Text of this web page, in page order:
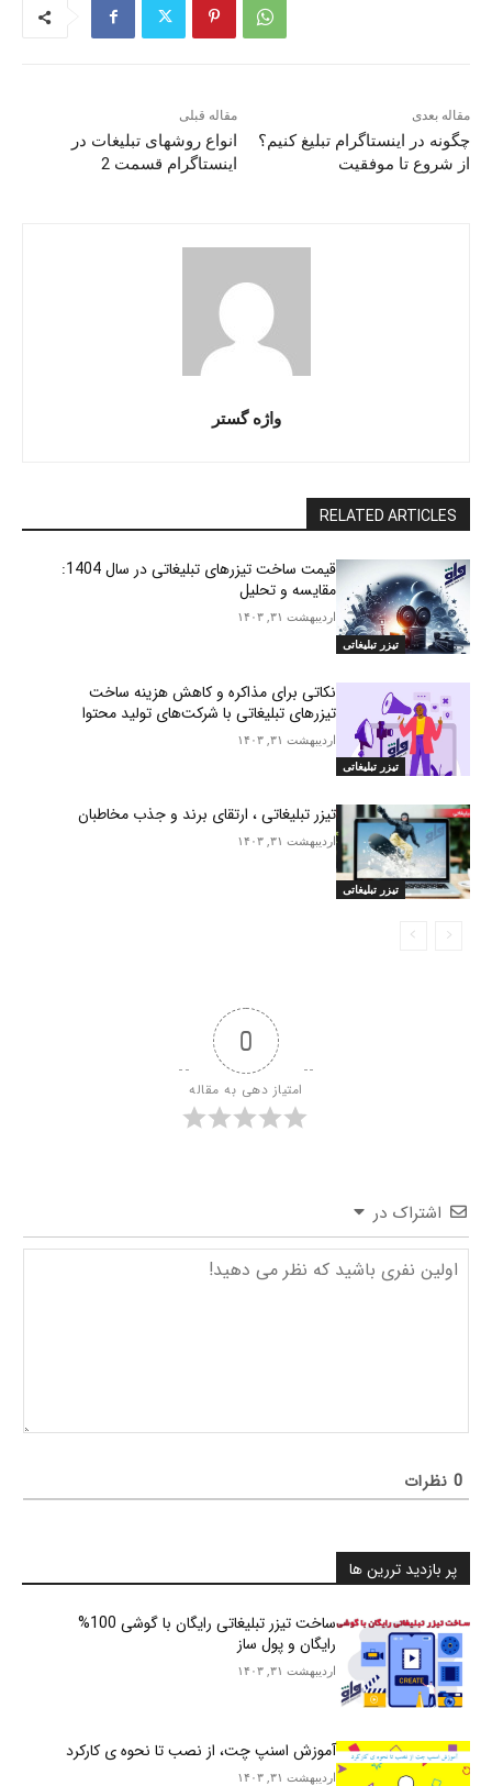
مقاله قبلی
انواع روشهای تبلیغات در
اینستاگرام قسمت 2
مقاله بعدی
چگونه در اینستاگرام تبلیغ کنیم؟
از شروع تا موفقیت
واژه گستر
RELATED ARTICLES
تیزر تبلیغاتی
قیمت ساخت تیزرهای تبلیغاتی در سال 1404:
مقایسه و تحلیل
اردیبهشت ۳۱, ۱۴۰۳
تیزر تبلیغاتی
نکاتی برای مذاکره و کاهش هزینه ساخت
تیزرهای تبلیغاتی با شرکت‌های تولید محتوا
اردیبهشت ۳۱, ۱۴۰۳
تیزر تبلیغاتی
تیزر تبلیغاتی ، ارتقای برند و جذب مخاطبان
اردیبهشت ۳۱, ۱۴۰۳
0
امتیاز دهی به مقاله
اشتراک در
0 نظرات
پر بازدید تررین ها
ساخت تیزر تبلیغاتی رایگان با گوشی 100%
رایگان و پول ساز
اردیبهشت ۳۱, ۱۴۰۳
آموزش اسنپ چت، از نصب تا نحوه ی کارکرد
اردیبهشت ۳۱, ۱۴۰۳